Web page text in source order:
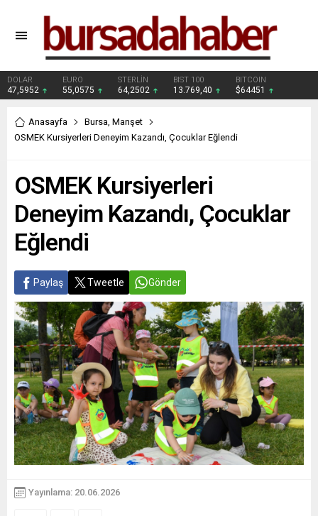
DOLAR
47,5952
EURO
55,0575
STERLİN
64,2502
BIST 100
13.769,40
BITCOIN
$64451
Anasayfa Bursa, Manşet
OSMEK Kursiyerleri Deneyim Kazandı, Çocuklar Eğlendi
OSMEK Kursiyerleri
Deneyim Kazandı, Çocuklar
Eğlendi
Paylaş Tweetle Gönder
Yayınlama: 20.06.2026